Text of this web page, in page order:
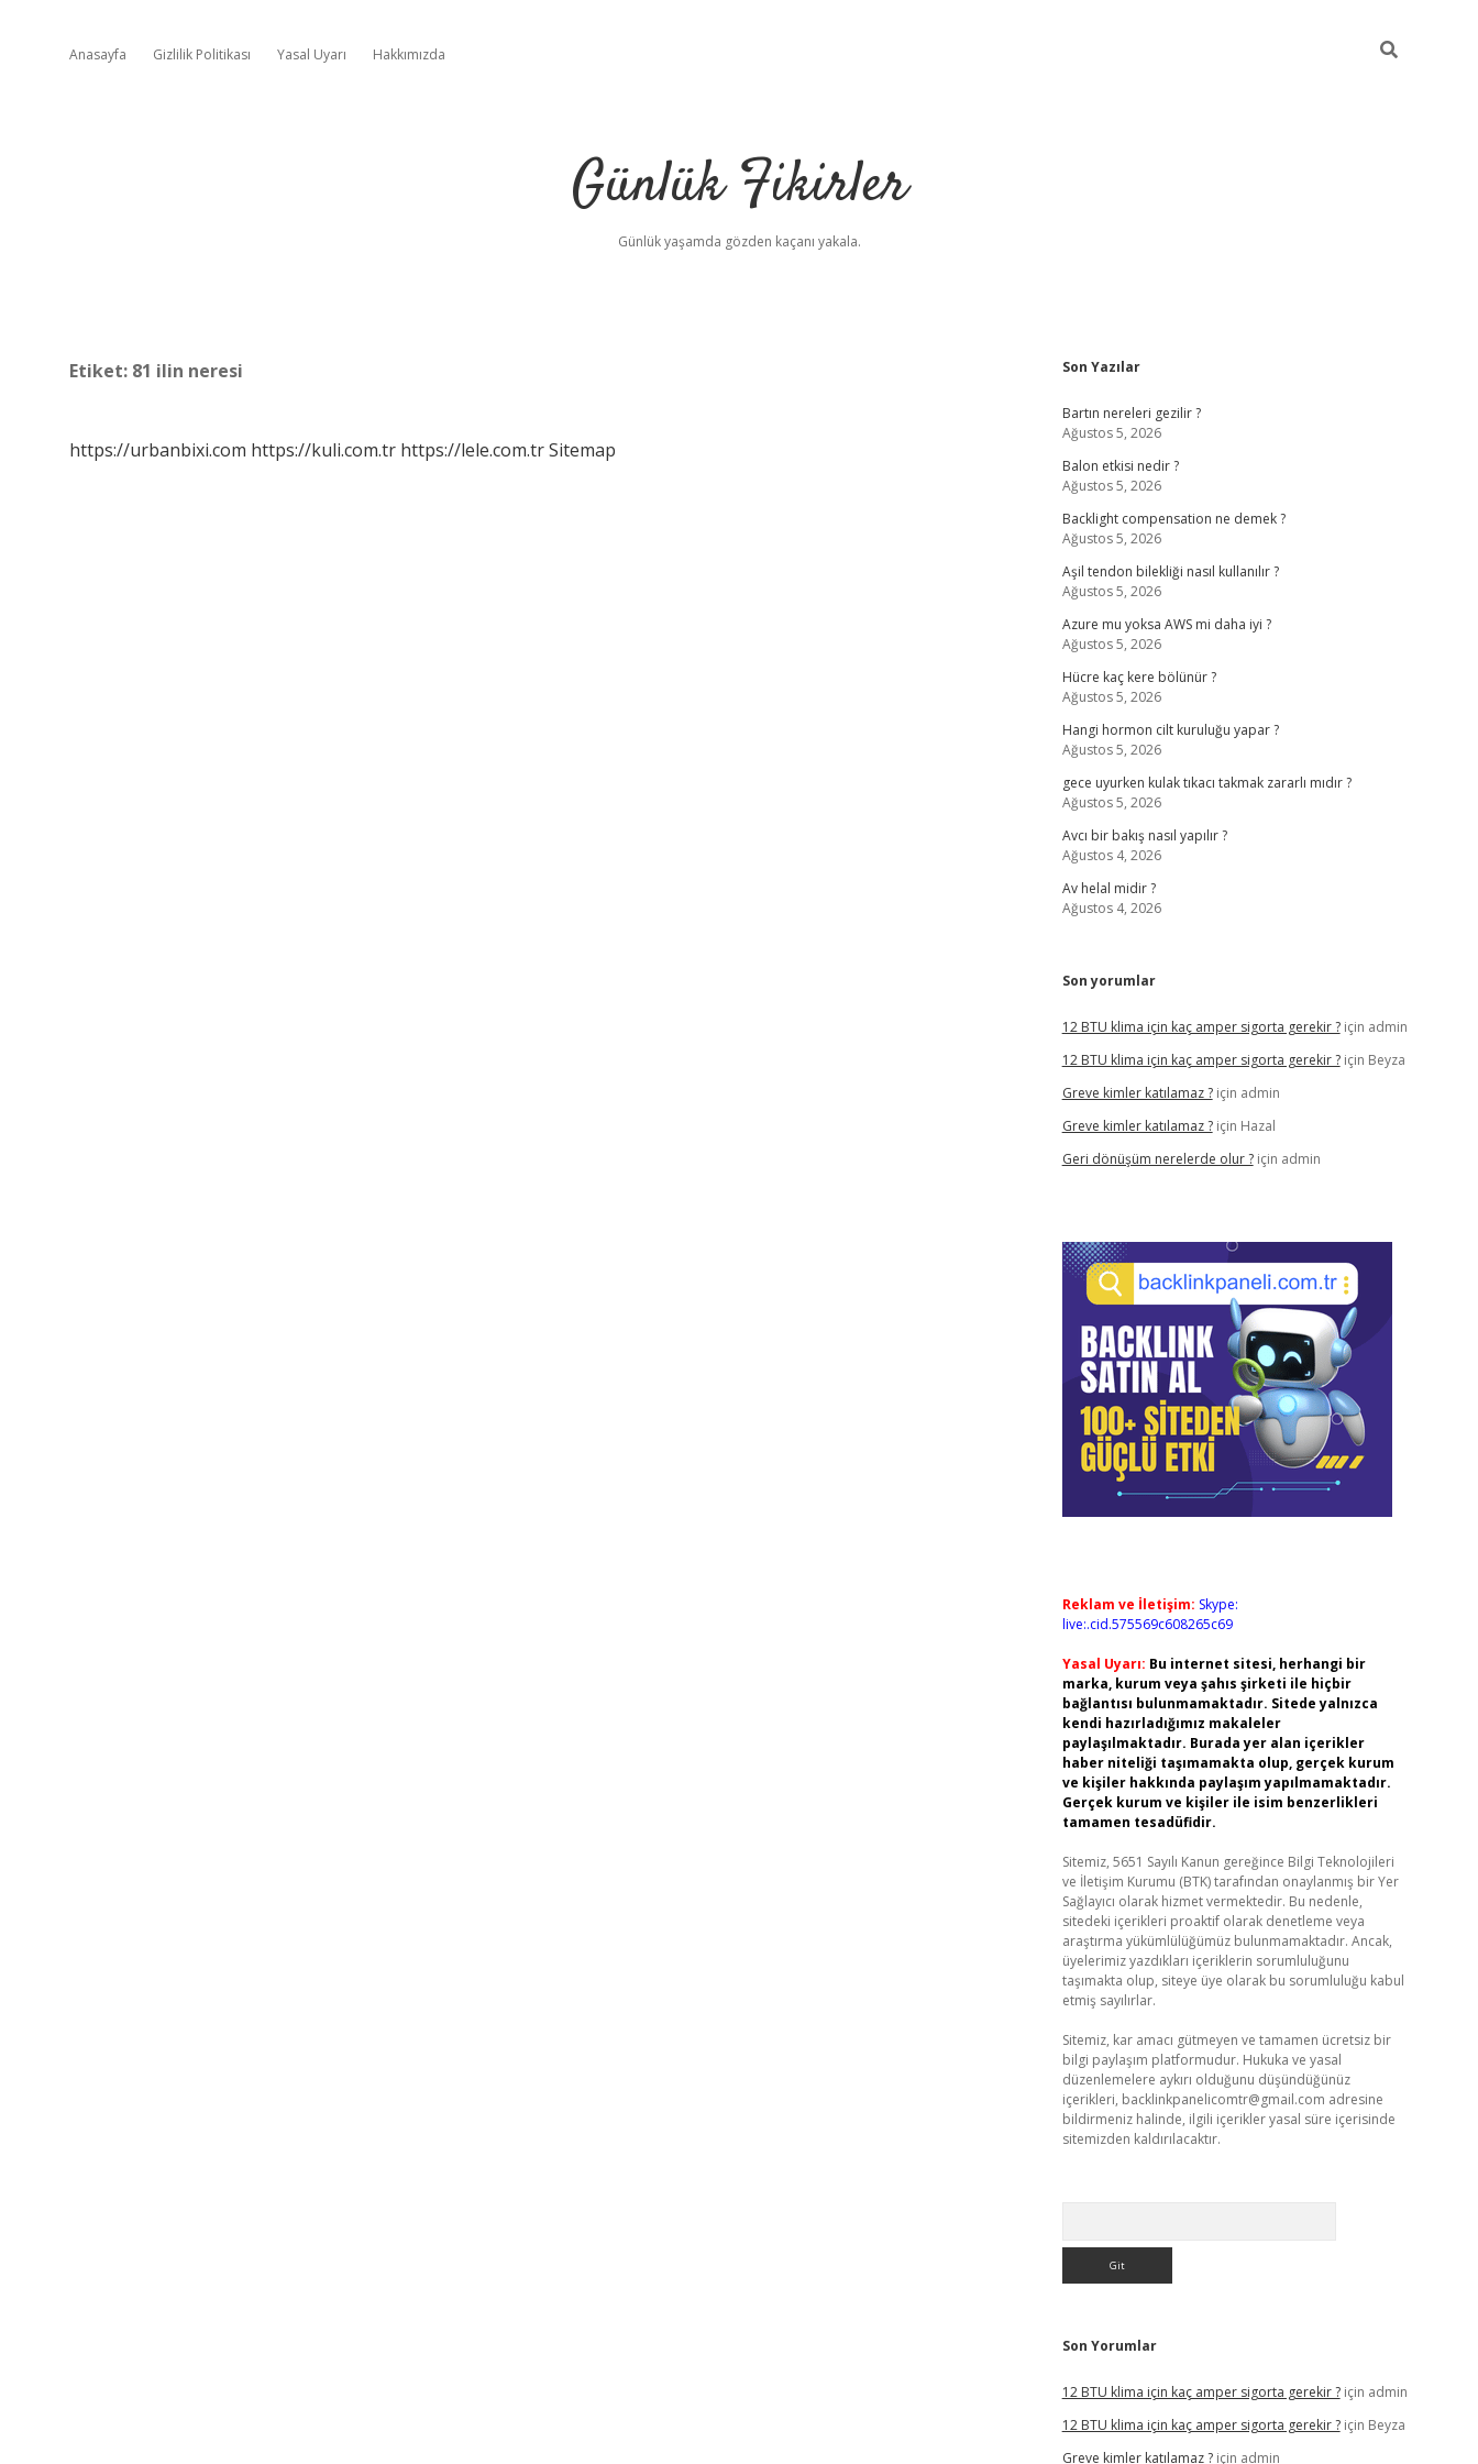
Anasayfa Gizlilik Politikası Yasal Uyarı Hakkımızda
Günlük Fikirler
Günlük yaşamda gözden kaçanı yakala.
Etiket: 81 ilin neresi
https://urbanbixi.com https://kuli.com.tr https://lele.com.trSitemap
Sidebar
Son Yazılar
Bartın nereleri gezilir ?
Ağustos 5, 2026
Balon etkisi nedir ?
Ağustos 5, 2026
Backlight compensation ne demek ?
Ağustos 5, 2026
Aşil tendon bilekliği nasıl kullanılır ?
Ağustos 5, 2026
Azure mu yoksa AWS mi daha iyi ?
Ağustos 5, 2026
Hücre kaç kere bölünür ?
Ağustos 5, 2026
Hangi hormon cilt kuruluğu yapar ?
Ağustos 5, 2026
gece uyurken kulak tıkacı takmak zararlı mıdır ?
Ağustos 5, 2026
Avcı bir bakış nasıl yapılır ?
Ağustos 4, 2026
Av helal midir ?
Ağustos 4, 2026
Son yorumlar
12 BTU klima için kaç amper sigorta gerekir ?için admin
12 BTU klima için kaç amper sigorta gerekir ?için Beyza
Greve kimler katılamaz ?için admin
Greve kimler katılamaz ?için Hazal
Geri dönüşüm nerelerde olur ?için admin
Reklam ve İletişim: Skype:
live:.cid.575569c608265c69
Yasal Uyarı: Bu internet sitesi, herhangi bir
marka, kurum veya şahıs şirketi ile hiçbir
bağlantısı bulunmamaktadır. Sitede yalnızca
kendi hazırladığımız makaleler
paylaşılmaktadır. Burada yer alan içerikler
haber niteliği taşımamakta olup, gerçek kurum
ve kişiler hakkında paylaşım yapılmamaktadır.
Gerçek kurum ve kişiler ile isim benzerlikleri
tamamen tesadüfidir.
Sitemiz, 5651 Sayılı Kanun gereğince Bilgi Teknolojileri
ve İletişim Kurumu (BTK) tarafından onaylanmış bir Yer
Sağlayıcı olarak hizmet vermektedir. Bu nedenle,
sitedeki içerikleri proaktif olarak denetleme veya
araştırma yükümlülüğümüz bulunmamaktadır. Ancak,
üyelerimiz yazdıkları içeriklerin sorumluluğunu
taşımakta olup, siteye üye olarak bu sorumluluğu kabul
etmiş sayılırlar.
Sitemiz, kar amacı gütmeyen ve tamamen ücretsiz bir
bilgi paylaşım platformudur. Hukuka ve yasal
düzenlemelere aykırı olduğunu düşündüğünüz
içerikleri, backlinkpanelicomtr@gmail.com adresine
bildirmeniz halinde, ilgili içerikler yasal süre içerisinde
sitemizden kaldırılacaktır.
Son Yorumlar
12 BTU klima için kaç amper sigorta gerekir ?için admin
12 BTU klima için kaç amper sigorta gerekir ?için Beyza
Greve kimler katılamaz ?için admin